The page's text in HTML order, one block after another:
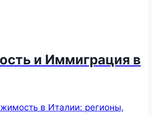
и Иммиграция в
в Италии: регионы,